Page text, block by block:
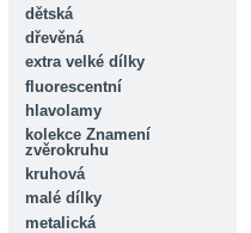
dětská
dřevěná
extra velké dílky
fluorescentní
hlavolamy
kolekce Znamení
zvěrokruhu
kruhová
malé dílky
metalická